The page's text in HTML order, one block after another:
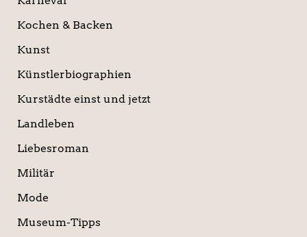
Kochen & Backen
Kunst
Künstlerbiographien
Kurstädte einst und jetzt
Landleben
Liebesroman
Militär
Mode
Museum-Tipps